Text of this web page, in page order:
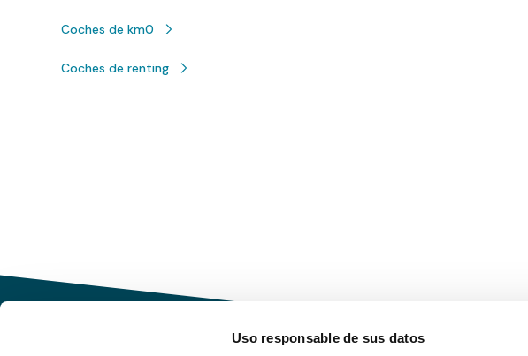
Uso responsable de sus datos
Coches de km0
Coches de renting